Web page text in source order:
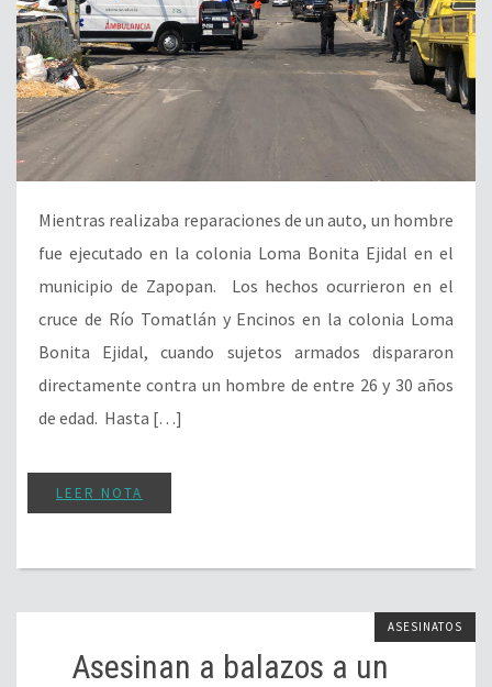
Mientras realizaba reparaciones de un auto, un hombre
fue ejecutado en la colonia Loma Bonita Ejidal en el
municipio de Zapopan. Los hechos ocurrieron en el
cruce de Río Tomatlán y Encinos en la colonia Loma
Bonita Ejidal, cuando sujetos armados dispararon
directamente contra un hombre de entre 26 y 30 años
de edad. Hasta […]
LEER NOTA
ASESINATOS
Asesinan a balazos a un